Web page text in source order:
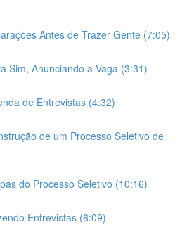
Antes de Trazer Gente (7:05)
Sim, Anunciando a Vaga (3:31)
de Entrevistas (4:32)
de um Processo Seletivo de
do Processo Seletivo (10:16)
Entrevistas (6:09)